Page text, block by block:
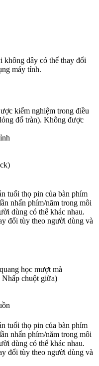
không dây có thể thay đổi
máy tính.
kiểm nghiệm trong điều
đổ tràn). Không được
tuổi thọ pin của bàn phím
nhấn phím/năm trong môi
dùng có thể khác nhau.
đổi tùy theo người dùng và
học mượt mà
chuột giữa)
tuổi thọ pin của bàn phím
nhấn phím/năm trong môi
dùng có thể khác nhau.
đổi tùy theo người dùng và